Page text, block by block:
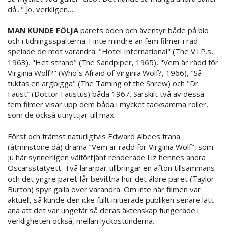
då..." Jo, verkligen…
MAN KUNDE FÖLJA parets öden och äventyr både på bio
och i tidningsspalterna. I inte mindre än fem filmer i rad
spelade de mot varandra: "Hotel International" (The V.I.P.s,
1963), "Het strand" (The Sandpiper, 1965), "Vem är rädd för
Virginia Wolf?" (Who´s Afraid of Virginia Wolf?, 1966), "Så
tuktas en argbigga" (The Taming of the Shrew) och "Dr
Faust" (Doctor Faustus) båda 1967. Särskilt två av dessa
fem filmer visar upp dem båda i mycket tacksamma roller,
som de också utnyttjar till max.
Först och främst naturligtvis Edward Albees fräna
(åtminstone då) drama "Vem är rädd för Virginia Wolf", som
ju här synnerligen välförtjänt renderade Liz hennes andra
Oscarsstatyett. Två lärarpar tillbringar en afton tillsammans
och det yngre paret får bevittna hur det äldre paret (Taylor-
Burton) spyr galla över varandra. Om inte när filmen var
aktuell, så kunde den icke fullt initierade publiken senare lätt
ana att det var ungefär så deras äktenskap fungerade i
verkligheten också, mellan lyckostunderna.